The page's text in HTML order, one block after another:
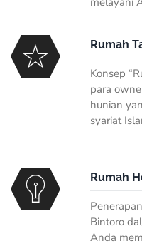
Rumah
Konsep
para
hunian
syariat
Rumah
Bintoro
Anda